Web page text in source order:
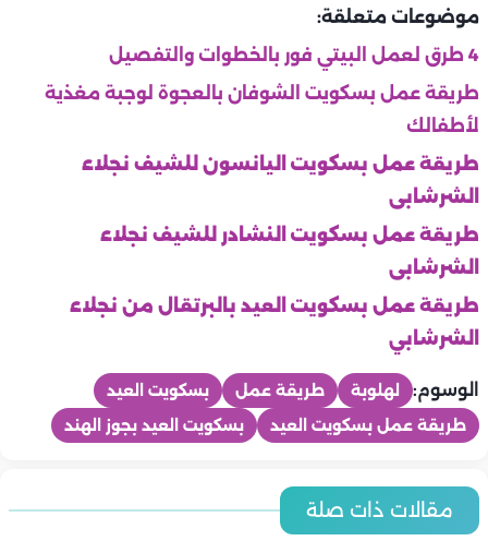
موضوعات متعلقة:
4 طرق لعمل البيتي فور بالخطوات والتفصيل
طريقة عمل بسكويت الشوفان بالعجوة لوجبة مغذية
لأطفالك
طريقة عمل بسكويت اليانسون للشيف نجلاء
الشرشابى
طريقة عمل بسكويت النشادر للشيف نجلاء
الشرشابى ‏
طريقة عمل بسكويت العيد بالبرتقال من نجلاء
الشرشابي
الوسوم: لهلوبة طريقة عمل
بسكويت العيد
طريقة عمل بسكويت العيد
بسكويت العيد بجوز الهند
مقالات ذات صلة
أسعار الخضروات والفاكهة اليوم | الأربعاء 5-8-2026 في مصر.. اخر
تحديث
المطبخ
المطبخ